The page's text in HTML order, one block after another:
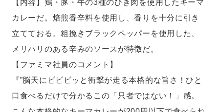
【内容】鶏・豚・牛の3種のひき肉を使用したキーマ
カレーだ。焙煎香辛料を使用し、香りを十分に引き
立てておる。粗挽きブラックペッパーを使用した、
メリハリのある辛みのソースが特徴だ。
【ファミマ社員のコメント】
『”脳天にビビビッと衝撃が走る本格的な旨さ！ひと
口食べるだけで分かるこの「只者ではない！」感。